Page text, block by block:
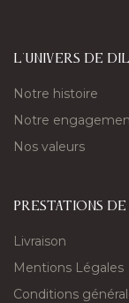
L'univers de
Notre histoire
Notre
Nos valeurs
PRESTATIONS DE
Livraison
Mentions Légales
Conditions